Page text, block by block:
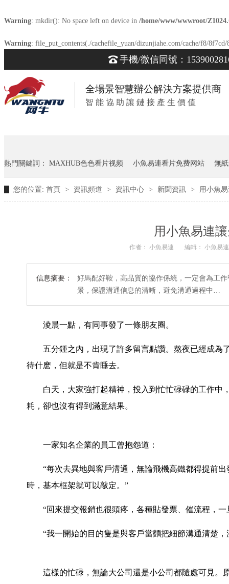
Warning: mkdir(): No space left on device in /home/www/wwwroot/
Warning: file_put_contents(./cachefile_yuan/dizunjiahe.com/cache/f8/
手機/微信同號：
全場景智慧辦公解決方案提供商
智 能 協 助 讓 鏈 接 產 生 價 值
熱門關鍵詞： MAXHUB色色看片视频 小魚易連看片免费网站 無
您的位置: 首頁 > 資訊頻道 > 資訊中心 > 新聞資訊 > 用小魚
用小魚易連
作者： 小魚易連 編輯： 小魚易
信息摘要：
好馬配好鞍，高品質的協作係統，一定會為工
景，保證溝通信息的清晰，避免溝通過程中…
淩晨一點，有同事發了一條朋友圈。
五分鍾之內，出現了許多留言點讚。熬夜已經成為
待什麽，但就是不肯睡去。
白天，大家強打起精神，投入到忙忙碌碌的工作中
耗，卻也沒有得到滿意結果。
一家知名企業的員工曾抱怨道：
“每次去異地與客戶溝通，無論飛機高鐵都得提前出
時，基本框架就可以敲定。”
“回來提交報銷也很頭疼，各種貼發票、催流程，一
“我一開始的目的隻是與客戶當麵把細節溝通清楚，
這樣的忙碌，無論大公司還是小公司都隨處可見。